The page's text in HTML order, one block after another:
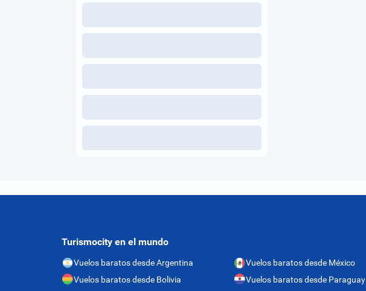
Turismocity en el mundo
Vuelos baratos desde Argentina
Vuelos baratos desde Bolivia
Vuelos baratos desde México
Vuelos baratos desde Paraguay